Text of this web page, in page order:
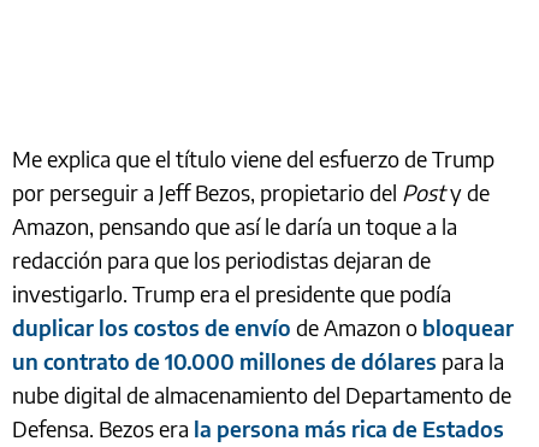
Me explica que el título viene del esfuerzo de Trump
por perseguir a Jeff Bezos, propietario del Posty de
Amazon, pensando que así le daría un toque a la
redacción para que los periodistas dejaran de
investigarlo. Trump era el presidente que podía
duplicar los costos de envío de Amazon o bloquear
un contrato de 10.000 millones de dólares para la
nube digital de almacenamiento del Departamento de
Defensa. Bezos era la persona más rica de Estados